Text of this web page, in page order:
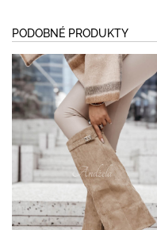
PODOBNÉ PRODUKTY